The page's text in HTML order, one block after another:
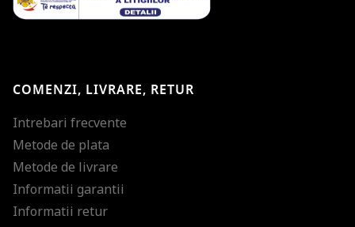
COMENZI, LIVRARE, RETUR
Intrebari frecvente
Metode de plata
Metode de livrare
Informatii garantii
Informatii retur